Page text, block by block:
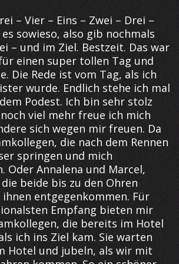
– Vier – Eins – Zwei – Drei –
sowieso, also gib nochmals
– und im Ziel. Bestzeit. Das war
einen super tollen Tag und
Die Rede ist vom Tag, als ich
wurde. Endlich stehe ich mal
Podest. Ich bin sehr stolz
viel mehr freue ich mich
sich wegen mir freuen. Da
die nach dem Rennen
springen und mich
Oder Annalena und Marcel,
beide bis zu den Ohren
entgegenkommen. Für
Empfang bieten mir
die bereits im Hotel
ich ins Ziel kam. Sie warten
Hotel und jubeln, als wir mit